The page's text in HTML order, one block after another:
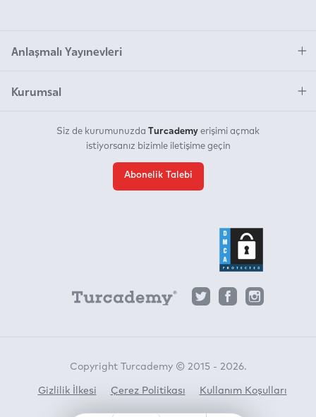
Anlaşmalı Yayınevleri
Kurumsal
Siz de kurumunuzda Turcademy erişimi açmak
istiyorsanız bizimle iletişime geçin
Abonelik Talebi
Copyright Turcademy © 2015 - 2026.
Gizlilik İlkesi Çerez Politikası Kullanım Koşulları